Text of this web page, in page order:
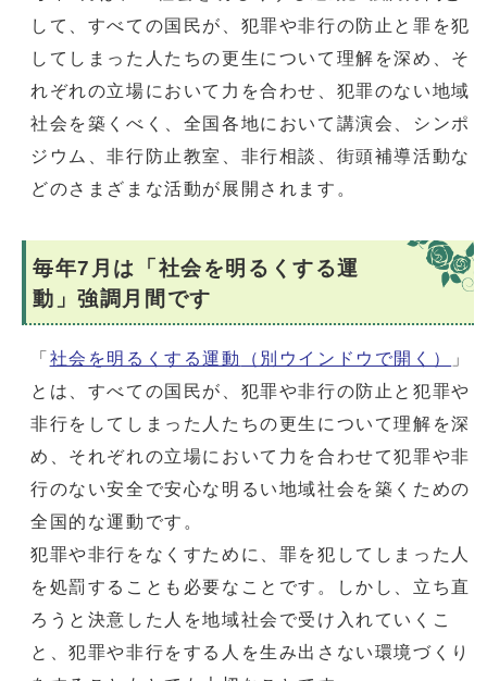
して、すべての国民が、犯罪や非行の防止と罪を犯
してしまった人たちの更生について理解を深め、そ
れぞれの立場において力を合わせ、犯罪のない地域
社会を築くべく、全国各地において講演会、シンポ
ジウム、非行防止教室、非行相談、街頭補導活動な
どのさまざまな活動が展開されます。
毎年7月は「社会を明るくする運
動」強調月間です
「 社会を明るくする運動 （別ウインドウで開く）
」
とは、すべての国民が、犯罪や非行の防止と犯罪や
非行をしてしまった人たちの更生について理解を深
め、それぞれの立場において力を合わせて犯罪や非
行のない安全で安心な明るい地域社会を築くための
全国的な運動です。
犯罪や非行をなくすために、罪を犯してしまった人
を処罰することも必要なことです。しかし、立ち直
ろうと決意した人を地域社会で受け入れていくこ
と、犯罪や非行をする人を生み出さない環境づくり